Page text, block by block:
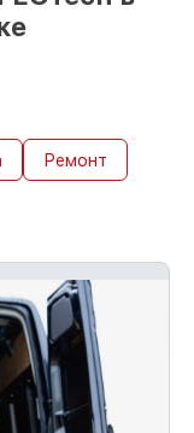
Ремонт